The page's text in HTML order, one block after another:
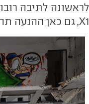
X1, גם כאן ההנעה תהיה קדמית.